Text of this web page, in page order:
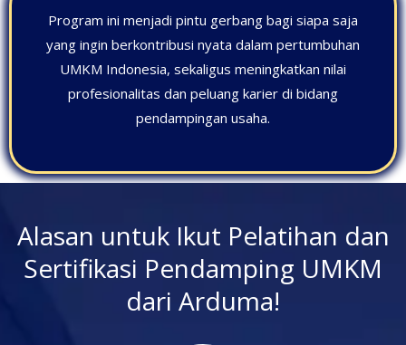
Program ini menjadi pintu gerbang bagi siapa saja
yang ingin berkontribusi nyata dalam pertumbuhan
UMKM Indonesia, sekaligus meningkatkan nilai
profesionalitas dan peluang karier di bidang
pendampingan usaha.
Alasan untuk Ikut Pelatihan dan
Sertifikasi Pendamping UMKM
dari Arduma!